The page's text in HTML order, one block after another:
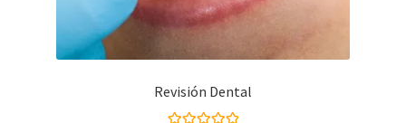
Revisión Dental